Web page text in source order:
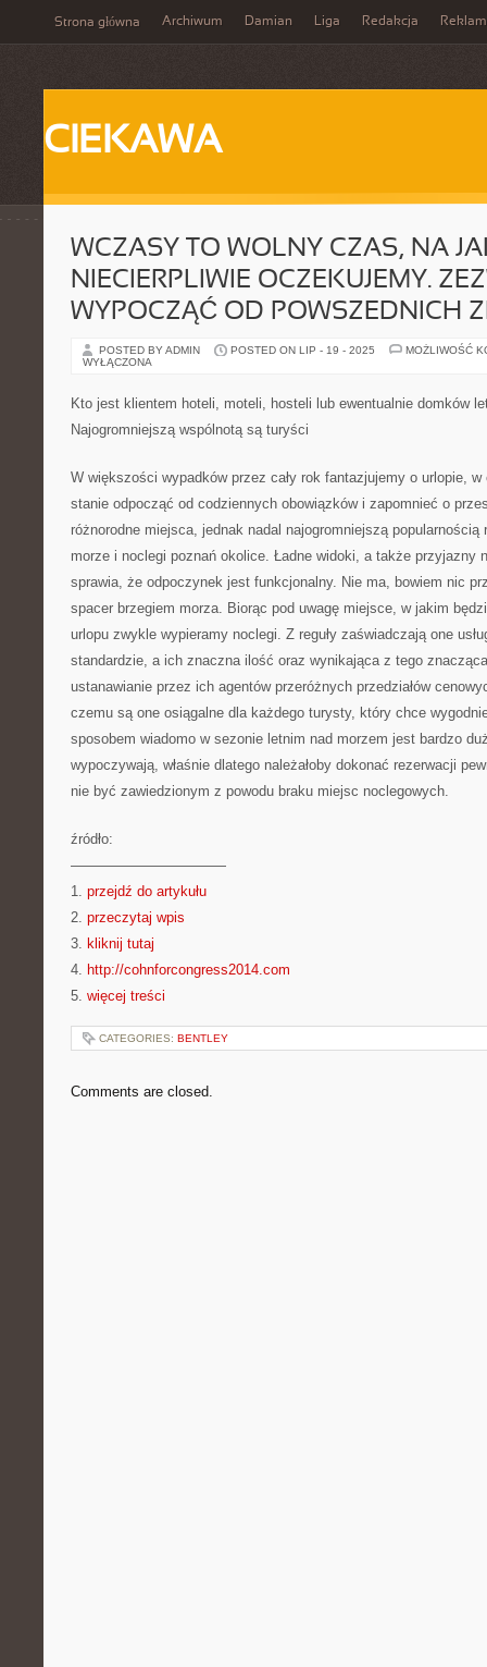
Strona główna Archiwum Damian Liga Redakcja
CIEKAWA
WCZASY TO WOLNY CZAS, NA
NIECIERPLIWIE OCZEKUJEMY.
WYPOCZĄĆ OD POWSZEDNICH
POSTED BY ADMIN POSTED ON LIP - 19 - 2025
MOŻLIWOŚĆ
WYŁĄCZONA
Kto jest klientem hoteli, moteli, hosteli lub ewentualnie domków
Najogromniejszą wspólnotą są turyści
W większości wypadków przez cały rok fantazjujemy o urlopie,
stanie odpocząć od codziennych obowiązków i zapomnieć o
różnorodne miejsca, jednak nadal najogromniejszą
morze i noclegi poznań okolice. Ładne widoki, a także przyjazny
sprawia, że odpoczynek jest funkcjonalny. Nie ma, bowiem nic
spacer brzegiem morza. Biorąc pod uwagę miejsce, w jakim
urlopu zwykle wypieramy noclegi. Z reguły zaświadczają one
standardzie, a ich znaczna ilość oraz wynikająca z tego
ustanawianie przez ich agentów przeróżnych przedziałów
czemu są one osiągalne dla każdego turysty, który chce
sposobem wiadomo w sezonie letnim nad morzem jest bardzo
wypoczywają, właśnie dlatego należałoby dokonać rezerwacji
nie być zawiedzionym z powodu braku miejsc noclegowych.
źródło:
———————————
1. przejdź do artykułu
2. przeczytaj wpis
3. kliknij tutaj
4. http://cohnforcongress2014.com
5. więcej treści
CATEGORIES: BENTLEY
Comments are closed.